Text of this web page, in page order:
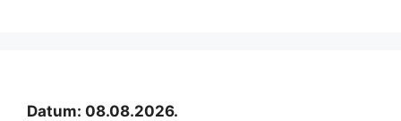
Datum: 08.08.2026.